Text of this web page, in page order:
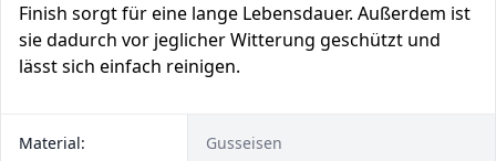
Finish sorgt für eine lange Lebensdauer. Außerdem ist
sie dadurch vor jeglicher Witterung geschützt und
lässt sich einfach reinigen.
Material: Gusseisen